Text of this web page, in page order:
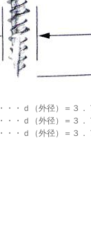
・・・ｄ（外径）＝
・・・ｄ（外径）＝
・・・ｄ（外径）＝